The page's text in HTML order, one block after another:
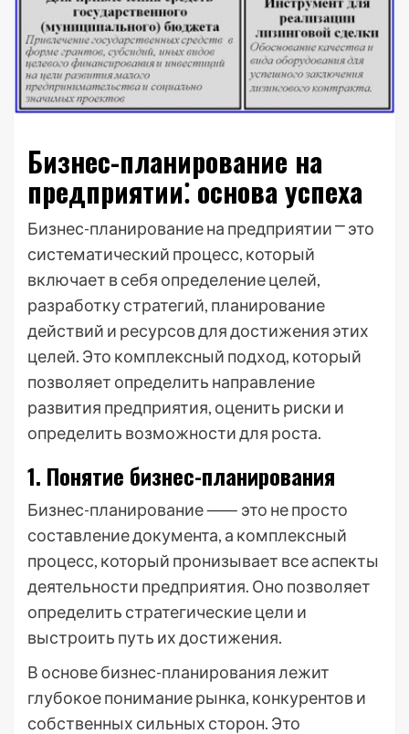
Бизнес-планирование на
предприятии⁚ основа успеха
Бизнес-планирование на предприятии ⎻ это
систематический процесс, который
включает в себя определение целей,
разработку стратегий, планирование
действий и ресурсов для достижения этих
целей. Это комплексный подход, который
позволяет определить направление
развития предприятия, оценить риски и
определить возможности для роста.
1. Понятие бизнес-планирования
Бизнес-планирование ⸺ это не просто
составление документа, а комплексный
процесс, который пронизывает все аспекты
деятельности предприятия. Оно позволяет
определить стратегические цели и
выстроить путь их достижения.
В основе бизнес-планирования лежит
глубокое понимание рынка, конкурентов и
собственных сильных сторон. Это